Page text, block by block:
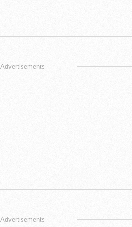
Advertisements
Advertisements